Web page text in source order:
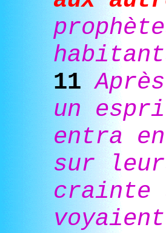
11
un
entra
sur
crainte
voyaient